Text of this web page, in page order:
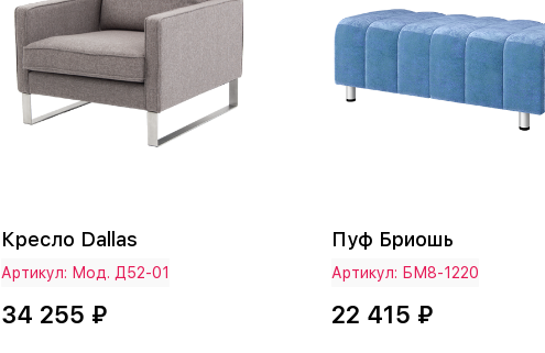
Кресло Dallas
Артикул: Мод. Д52-01
34 255 ₽
Пуф Бриошь
Артикул: БМ8-1220
22 415 ₽